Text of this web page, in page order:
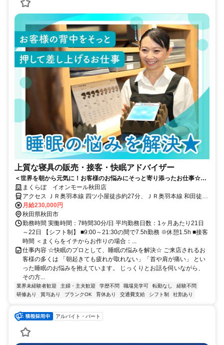
上質な寝具の販売・接客・快眠アドバイザー
＜世界を朝から元気に！お客様のお悩みにそっと寄り添ったお仕事☆＞
月給＋インセンも◎ネトフリ無料などユニークな福利厚生も♪
まくらぼ イオンモール秋田店
アクセス ＪＲ奥羽本線 四ツ小屋徒歩約27分、ＪＲ奥羽本線 和田徒歩
約74分、ＪＲ羽越本線 羽後牛島出口2徒歩約84分
月給230,000円
秋田県秋田市
勤務時間 実働時間：7時間30分/日 平均勤務日数：1ヶ月あたり21日
～22日 【シフト制】 ■9:00～21:30の間で7.5h勤務 ※休憩1.5h ■接客
時間 ＜まくらをイチからお作りの場合：...
仕事内容 ☆快眠のプロとして、睡眠の悩みを解決☆ ご来店されるお
客様の多くは 「朝起きても疲れが取れない」「首や肩が痛い」 とい
った睡眠のお悩みを抱えています。 じっくりとお話を伺いながら、
その方...
業界未経験者歓迎 主婦・主夫歓迎 学歴不問 職場見学可 転勤なし
経験不問
研修あり
賞与あり ブランクOK 育休あり 交通費支給 シフト制 社割あり
アルバイト・パート